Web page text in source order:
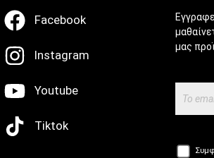
Facebook
Instagram
Youtube
Tiktok
μας